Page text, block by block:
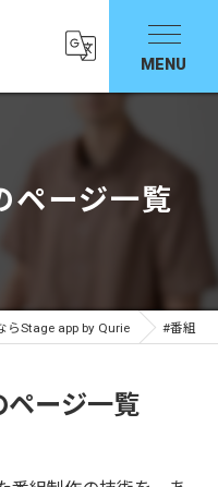
ページ一覧
らStage app by Qurie #番組
ージ一覧